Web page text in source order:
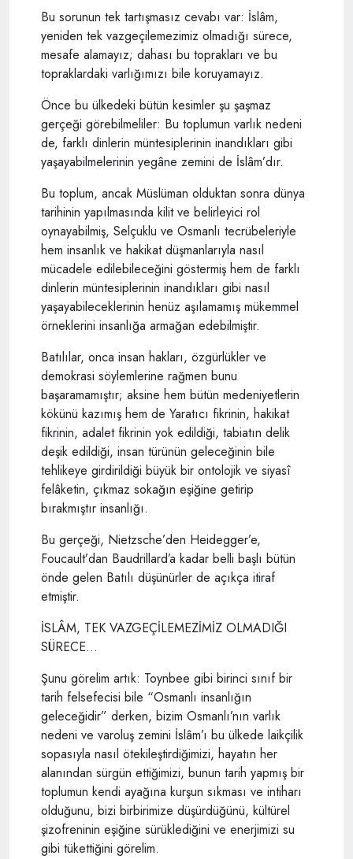
Bu sorunun tek tartışmasız cevabı var: İslâm,
yeniden tek vazgeçilemezimiz olmadığı sürece,
mesafe alamayız; dahası bu toprakları ve bu
topraklardaki varlığımızı bile koruyamayız.
Önce bu ülkedeki bütün kesimler şu şaşmaz
gerçeği görebilmeliler: Bu toplumun varlık nedeni
de, farklı dinlerin müntesiplerinin inandıkları gibi
yaşayabilmelerinin yegâne zemini de İslâm’dır.
Bu toplum, ancak Müslüman olduktan sonra dünya
tarihinin yapılmasında kilit ve belirleyici rol
oynayabilmiş, Selçuklu ve Osmanlı tecrübeleriyle
hem insanlık ve hakikat düşmanlarıyla nasıl
mücadele edilebileceğini göstermiş hem de farklı
dinlerin müntesiplerinin inandıkları gibi nasıl
yaşayabileceklerinin henüz aşılamamış mükemmel
örneklerini insanlığa armağan edebilmiştir.
Batılılar, onca insan hakları, özgürlükler ve
demokrasi söylemlerine rağmen bunu
başaramamıştır; aksine hem bütün medeniyetlerin
kökünü kazımış hem de Yaratıcı fikrinin, hakikat
fikrinin, adalet fikrinin yok edildiği, tabiatın delik
deşik edildiği, insan türünün geleceğinin bile
tehlikeye girdirildiği büyük bir ontolojik ve siyasî
felâketin, çıkmaz sokağın eşiğine getirip
bırakmıştır insanlığı.
Bu gerçeği, Nietzsche’den Heidegger’e,
Foucault’dan Baudrillard’a kadar belli başlı bütün
önde gelen Batılı düşünürler de açıkça itiraf
etmiştir.
İSLÂM, TEK VAZGEÇİLEMEZİMİZ OLMADIĞI
SÜRECE...
Şunu görelim artık: Toynbee gibi birinci sınıf bir
tarih felsefecisi bile “Osmanlı insanlığın
geleceğidir” derken, bizim Osmanlı’nın varlık
nedeni ve varoluş zemini İslâm’ı bu ülkede laikçilik
sopasıyla nasıl ötekileştirdiğimizi, hayatın her
alanından sürgün ettiğimizi, bunun tarih yapmış bir
toplumun kendi ayağına kurşun sıkması ve intiharı
olduğunu, bizi birbirimize düşürdüğünü, kültürel
şizofreninin eşiğine sürüklediğini ve enerjimizi su
gibi tükettiğini görelim.